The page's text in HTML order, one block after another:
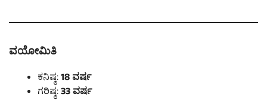
ವಯೋಮಿತಿ
ಕನಿಷ್ಠ:18 ವರ್ಷ
ಗರಿಷ್ಠ:33 ವರ್ಷ